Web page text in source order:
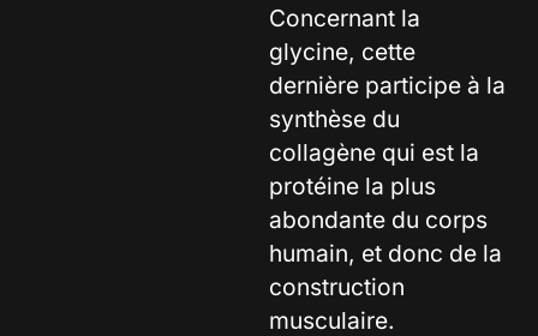
Concernant la
glycine, cette
dernière participe à la
synthèse du
collagène qui est la
protéine la plus
abondante du corps
humain, et donc de la
construction
musculaire.